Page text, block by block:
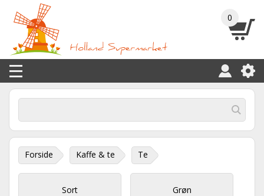
0
Forside Kaffe & te Te
Sort Grøn